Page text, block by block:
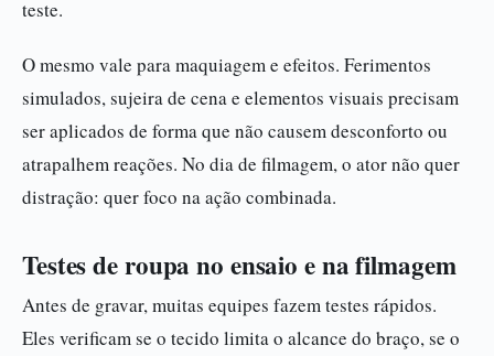
teste.
O mesmo vale para maquiagem e efeitos. Ferimentos
simulados, sujeira de cena e elementos visuais precisam
ser aplicados de forma que não causem desconforto ou
atrapalhem reações. No dia de filmagem, o ator não quer
distração: quer foco na ação combinada.
Testes de roupa no ensaio e na filmagem
Antes de gravar, muitas equipes fazem testes rápidos.
Eles verificam se o tecido limita o alcance do braço, se o